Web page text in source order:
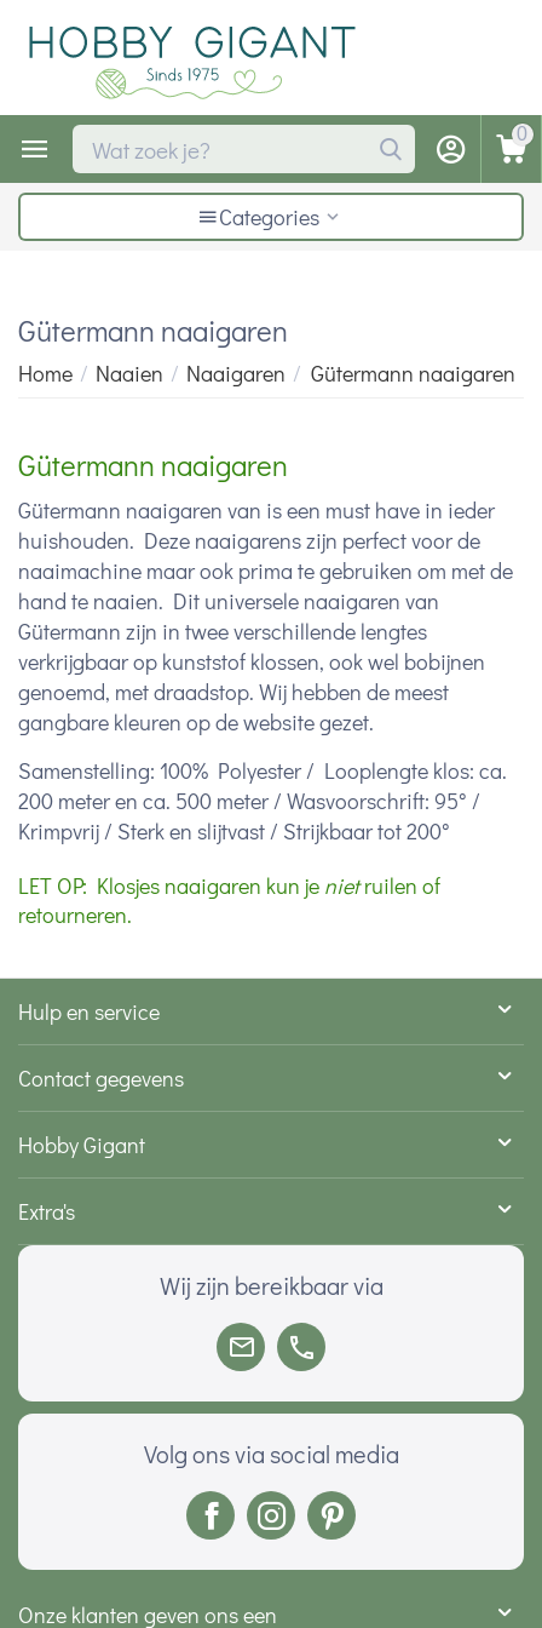
0
Categories
Gütermann naaigaren
Home / Naaien / Naaigaren / Gütermann naaigaren
Gütermann naaigaren
Gütermann naaigaren van is een must have in ieder
huishouden. Deze naaigarens zijn perfect voor de
naaimachine maar ook prima te gebruiken om met de
hand te naaien. Dit universele naaigaren van
Gütermann zijn in twee verschillende lengtes
verkrijgbaar op kunststof klossen, ook wel bobijnen
genoemd, met draadstop. Wij hebben de meest
gangbare kleuren op de website gezet.
Samenstelling: 100% Polyester / Looplengte klos: ca.
200 meter en ca. 500 meter / Wasvoorschrift: 95° /
Krimpvrij / Sterk en slijtvast / Strijkbaar tot 200°
LET OP: Klosjes naaigaren kun je nietruilen of
retourneren.
Hulp en service
Contact gegevens
Hobby Gigant
Extra's
Wij zijn bereikbaar via
Volg ons via social media
Onze klanten geven ons een